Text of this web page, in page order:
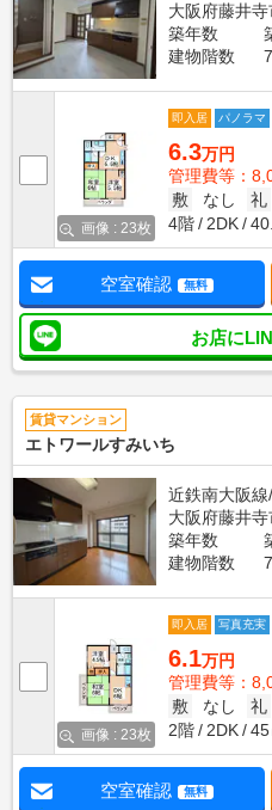
大阪府藤井
築年数
建物階数
画像 : 23枚
即入居 パノラマ
6.3万円
管理費等：
敷
なし 礼
4階
2DK
空室確認 無料
お店に
賃貸マンション
エトワールすみいち
近鉄南大阪
大阪府藤井
築年数
建物階数
画像 : 23枚
即入居 写真充実
6.1万円
管理費等：
敷
なし 礼
2階
2DK 45
空室確認 無料